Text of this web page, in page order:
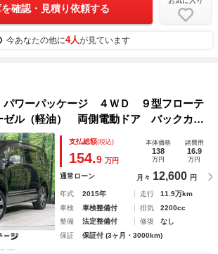
確認・見積り依頼する
今あなたの他に4人が見ています
ワーパッケージ ４ＷＤ ９型フローテ
ゼル（軽油） 両側電動ドア バックカメ
ッド ビルトインＥＴＣ クルコン 純
オートライト オートエアコン Ｂｌｕ
支払総額(税込)
154.9 万円
本体価格
138
万円
諸費用
16.9
万円
通常ローン 月々 12,600 円
年式 2015年 走行
11.9万km
車検
車検整備付 排気
2200cc
整備
法定整備付 修復
なし
保証
保証付 (3ヶ月・3000km)